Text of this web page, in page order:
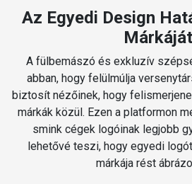
Az Egyedi Design
Márkáját
A fülbemászó és exkluzív
abban, hogy felülmúlja
biztosít nézőinek, hogy
márkák közül. Ezen a platformon
smink cégek logóinak legjobb
lehetővé teszi, hogy egyedi
márkája rést